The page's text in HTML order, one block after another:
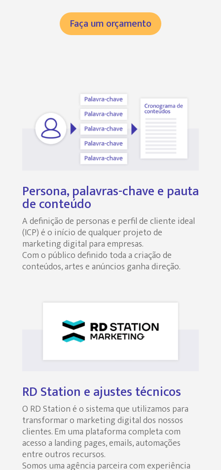
Faça um orçamento
Persona, palavras-chave e pauta
de conteúdo
A definição de personas e perfil de cliente ideal
(ICP) é o início de qualquer projeto de
marketing digital para empresas.
Com o público definido toda a criação de
conteúdos, artes e anúncios ganha direção.
RD Station e ajustes técnicos
O RD Station é o sistema que utilizamos para
transformar o marketing digital dos nossos
clientes. Em uma plataforma completa com
acesso a landing pages, emails, automações
entre outros recursos.
Somos uma agência parceira com experiência